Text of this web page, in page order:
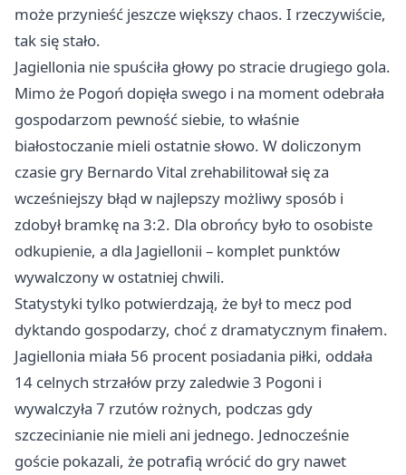
może przynieść jeszcze większy chaos. I rzeczywiście,
tak się stało.
Jagiellonia nie spuściła głowy po stracie drugiego gola.
Mimo że Pogoń dopięła swego i na moment odebrała
gospodarzom pewność siebie, to właśnie
białostoczanie mieli ostatnie słowo. W doliczonym
czasie gry Bernardo Vital zrehabilitował się za
wcześniejszy błąd w najlepszy możliwy sposób i
zdobył bramkę na 3:2. Dla obrońcy było to osobiste
odkupienie, a dla Jagiellonii – komplet punktów
wywalczony w ostatniej chwili.
Statystyki tylko potwierdzają, że był to mecz pod
dyktando gospodarzy, choć z dramatycznym finałem.
Jagiellonia miała 56 procent posiadania piłki, oddała
14 celnych strzałów przy zaledwie 3 Pogoni i
wywalczyła 7 rzutów rożnych, podczas gdy
szczecinianie nie mieli ani jednego. Jednocześnie
goście pokazali, że potrafią wrócić do gry nawet